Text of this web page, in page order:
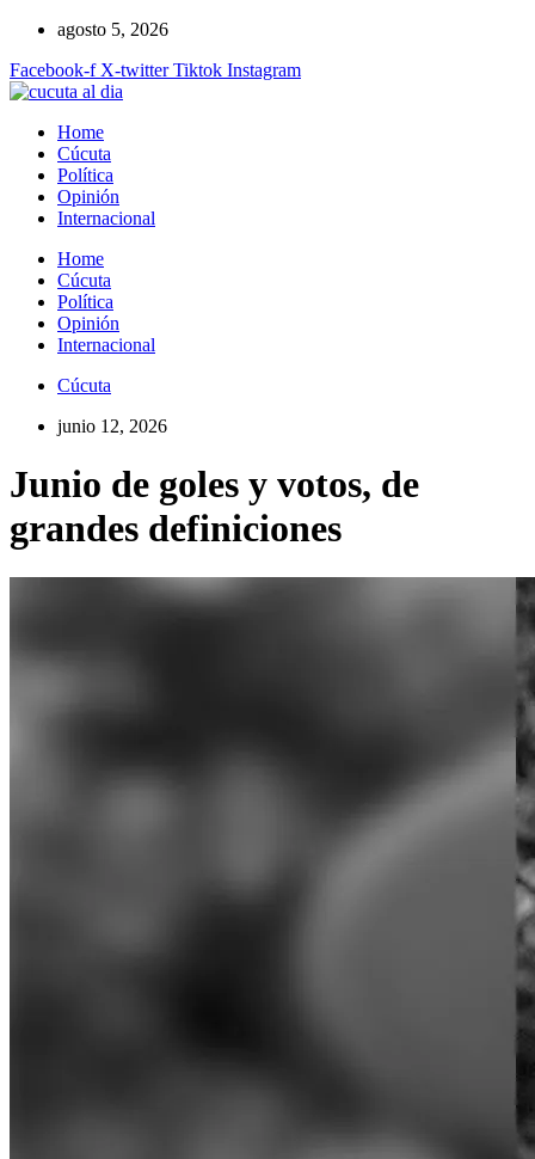
contenido
agosto 5, 2026
Facebook-f X-twitter Tiktok Instagram
Home
Cúcuta
Política
Opinión
Internacional
Home
Cúcuta
Política
Opinión
Internacional
Cúcuta
junio 12, 2026
Junio ​​de goles y votos, de
grandes definiciones